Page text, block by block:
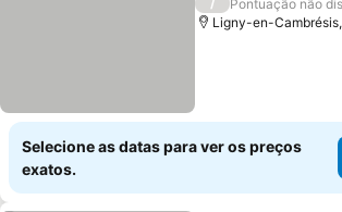
Pontuação não
Ligny-en-
Selecione as datas para ver os preços
exatos.